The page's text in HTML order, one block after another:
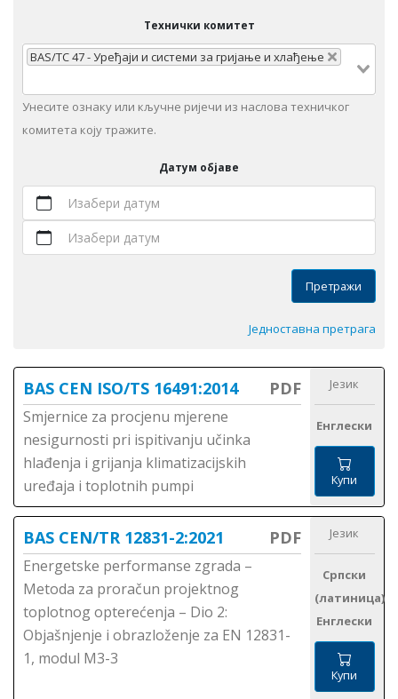
Технички комитет
BAS/TC 47 - Уређаји и системи за гријање и хлађење
Унeситe ознаку или кључне ријечи из наслова техничког
комитета коју тражите.
Датум објаве
Изабери датум
Изабери датум
Претражи
Једноставна претрага
BAS CEN ISO/TS 16491:2014 PDF
Smjernice za procjenu mjerene
nesigurnosti pri ispitivanju učinka
hlađenja i grijanja klimatizacijskih
uređaja i toplotnih pumpi
Језик
Енглески
Купи
BAS CEN/TR 12831-2:2021 PDF
Energetske performanse zgrada –
Metoda za proračun projektnog
toplotnog opterećenja – Dio 2:
Objašnjenje i obrazloženje za EN 12831-
1, modul M3-3
Језик
Српски
(латиница)
Енглески
Купи